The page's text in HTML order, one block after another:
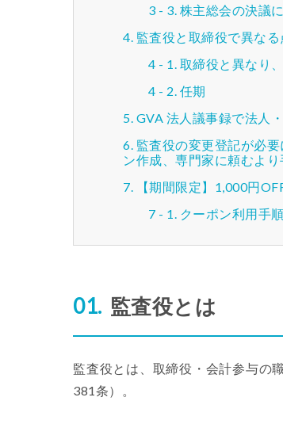
株主総会の決議
監査役と取締役で異なる
取締役と異なり
任期
GVA 法人議事録で法人
監査役の変更登記が必
ン作成、専門家に頼むより
【期間限定】1,000円
クーポン利用手順
監査役とは
監査役とは、取締役・会計参与の
381条）。